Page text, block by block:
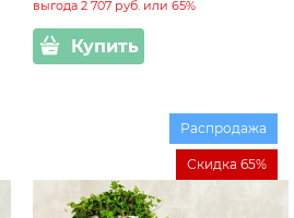
выгода2 707 руб. или65%
Купить
Распродажа
Скидка 65%